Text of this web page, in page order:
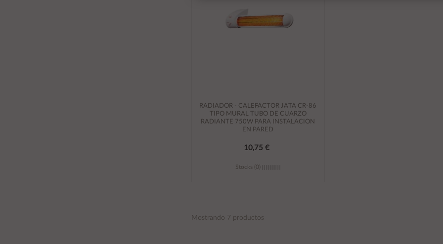
RADIADOR - CALEFACTOR JATA CR-86
TIPO MURAL TUBO DE CUARZO
RADIANTE 750W PARA INSTALACION
EN PARED
10,75 €
Stocks (0)
Mostrando 7 productos